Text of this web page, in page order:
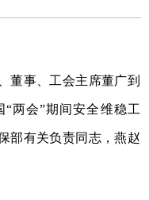
董事、工会主席董广到
两会”期间安全维稳工
部有关负责同志，燕赵